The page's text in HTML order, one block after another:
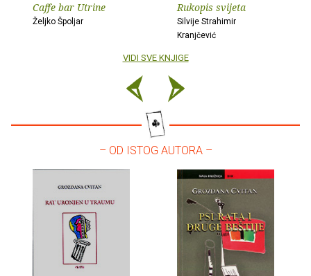
Caffe bar Utrine
Željko Špoljar
Rukopis svijeta
Silvije Strahimir
Kranjčević
VIDI SVE KNJIGE
– OD ISTOG AUTORA –